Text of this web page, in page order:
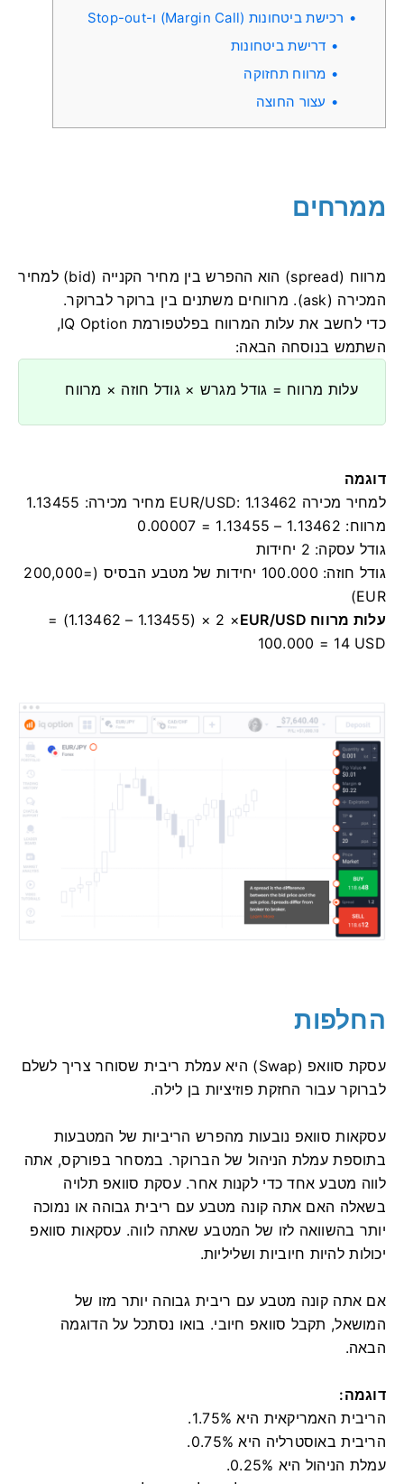
רכישת ביטחונות (Margin Call) ו-Stop-out
דרישת ביטחונות
מרווח תחזוקה
עצור החוצה
ממרחים
מרווח (spread) הוא ההפרש בין מחיר הקנייה (bid) למחיר
המכירה (ask). מרווחים משתנים בין ברוקר לברוקר.
כדי לחשב את עלות המרווח בפלטפורמת IQ Option,
השתמש בנוסחה הבאה:
עלות מרווח = גודל מגרש × גודל חוזה × מרווח
דוגמה
למחיר מכירה EUR/USD: 1.13462 מחיר מכירה: 1.13455
מרווח: 1.13462 – 1.13455 = 0.00007
גודל עסקה: 2 יחידות
גודל חוזה: 100.000 יחידות של מטבע הבסיס (=200,000
EUR)
עלות מרווח EUR/USD
= (1.13462 – 1.13455) × 2 ×
100.000 = 14 USD
החלפות
עסקת סוואפ (Swap) היא עמלת ריבית שסוחר צריך לשלם
לברוקר עבור החזקת פוזיציות בן לילה.
עסקאות סוואפ נובעות מהפרש הריביות של המטבעות
בתוספת עמלת הניהול של הברוקר. במסחר בפורקס, אתה
לווה מטבע אחד כדי לקנות אחר. עסקת סוואפ תלויה
בשאלה האם אתה קונה מטבע עם ריבית גבוהה או נמוכה
יותר בהשוואה לזו של המטבע שאתה לווה. עסקאות סוואפ
יכולות להיות חיוביות ושליליות.
אם אתה קונה מטבע עם ריבית גבוהה יותר מזו של
המושאל, תקבל סוואפ חיובי. בואו נסתכל על הדוגמה
הבאה.
דוגמה:
הריבית האמריקאית היא 1.75%.
הריבית באוסטרליה היא 0.75%.
עמלת הניהול היא 0.25%.